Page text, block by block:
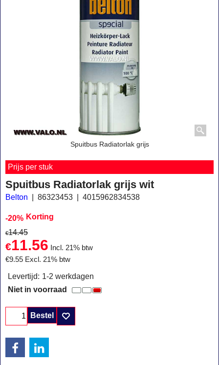
Spuitbus Radiatorlak grijs
Prijs per stuk
Spuitbus Radiatorlak grijs wit
Belton 86323453 4015962834538
-20% Korting
€14.45
€11.56
Incl. 21% btw
€9.55 Excl. 21% btw
Levertijd: 1-2 werkdagen
Niet in voorraad
Bestel